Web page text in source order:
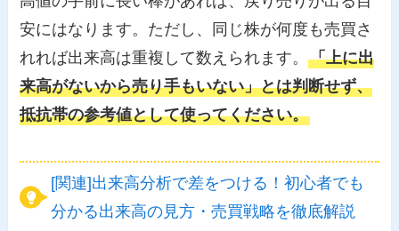
安にはなります。ただし、同じ株が何度も売買さ
れれば出来高は重複して数えられます。「上に出
来高がないから売り手もいない」とは判断せず、
抵抗帯の参考値として使ってください。
[関連]出来高分析で差をつける！初心者でも
分かる出来高の見方・売買戦略を徹底解説